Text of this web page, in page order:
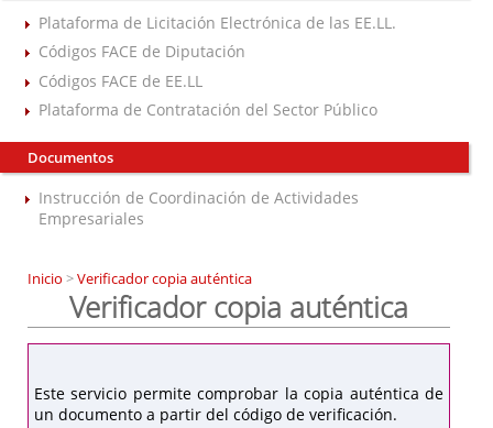
Plataforma de Licitación Electrónica de las EE.LL.
Códigos FACE de Diputación
Códigos FACE de EE.LL
Plataforma de Contratación del Sector Público
Documentos
Instrucción de Coordinación de Actividades
Empresariales
Inicio >Verificador copia auténtica
Verificador copia auténtica
Este servicio permite comprobar la copia auténtica de
un documento a partir del código de verificación.